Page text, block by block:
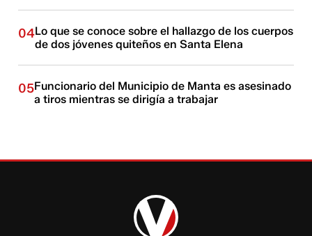
04Lo que se conoce sobre el hallazgo de los cuerpos
de dos jóvenes quiteños en Santa Elena
05Funcionario del Municipio de Manta es asesinado
a tiros mientras se dirigía a trabajar